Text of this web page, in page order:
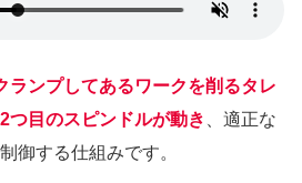
ランプしてあるワークを削るタレ
つ目のスピンドルが動き 、適正な
御する仕組みです。